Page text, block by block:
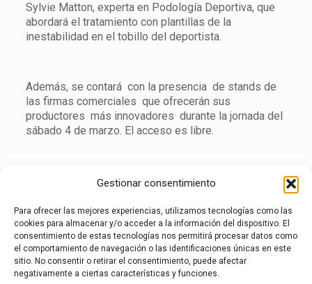
Gestionar consentimiento
Para ofrecer las mejores experiencias, utilizamos tecnologías como las
cookies para almacenar y/o acceder a la información del dispositivo. El
consentimiento de estas tecnologías nos permitirá procesar datos como
el comportamiento de navegación o las identificaciones únicas en este
sitio. No consentir o retirar el consentimiento, puede afectar
negativamente a ciertas características y funciones.
Sylvie Matton, experta en Podología Deportiva, que
abordará el tratamiento con plantillas de la
inestabilidad en el tobillo del deportista.
Además, se contará con la presencia de stands de
las firmas comerciales que ofrecerán sus
productores más innovadores durante la jornada del
sábado 4 de marzo. El acceso es libre.
SE ADJUNTA EL PROGRAMA COMPLETO
A lo largo de las Jornadas el vocal de Comunicación
del Colegio de Madrid, Miguel Cánovas, estará a